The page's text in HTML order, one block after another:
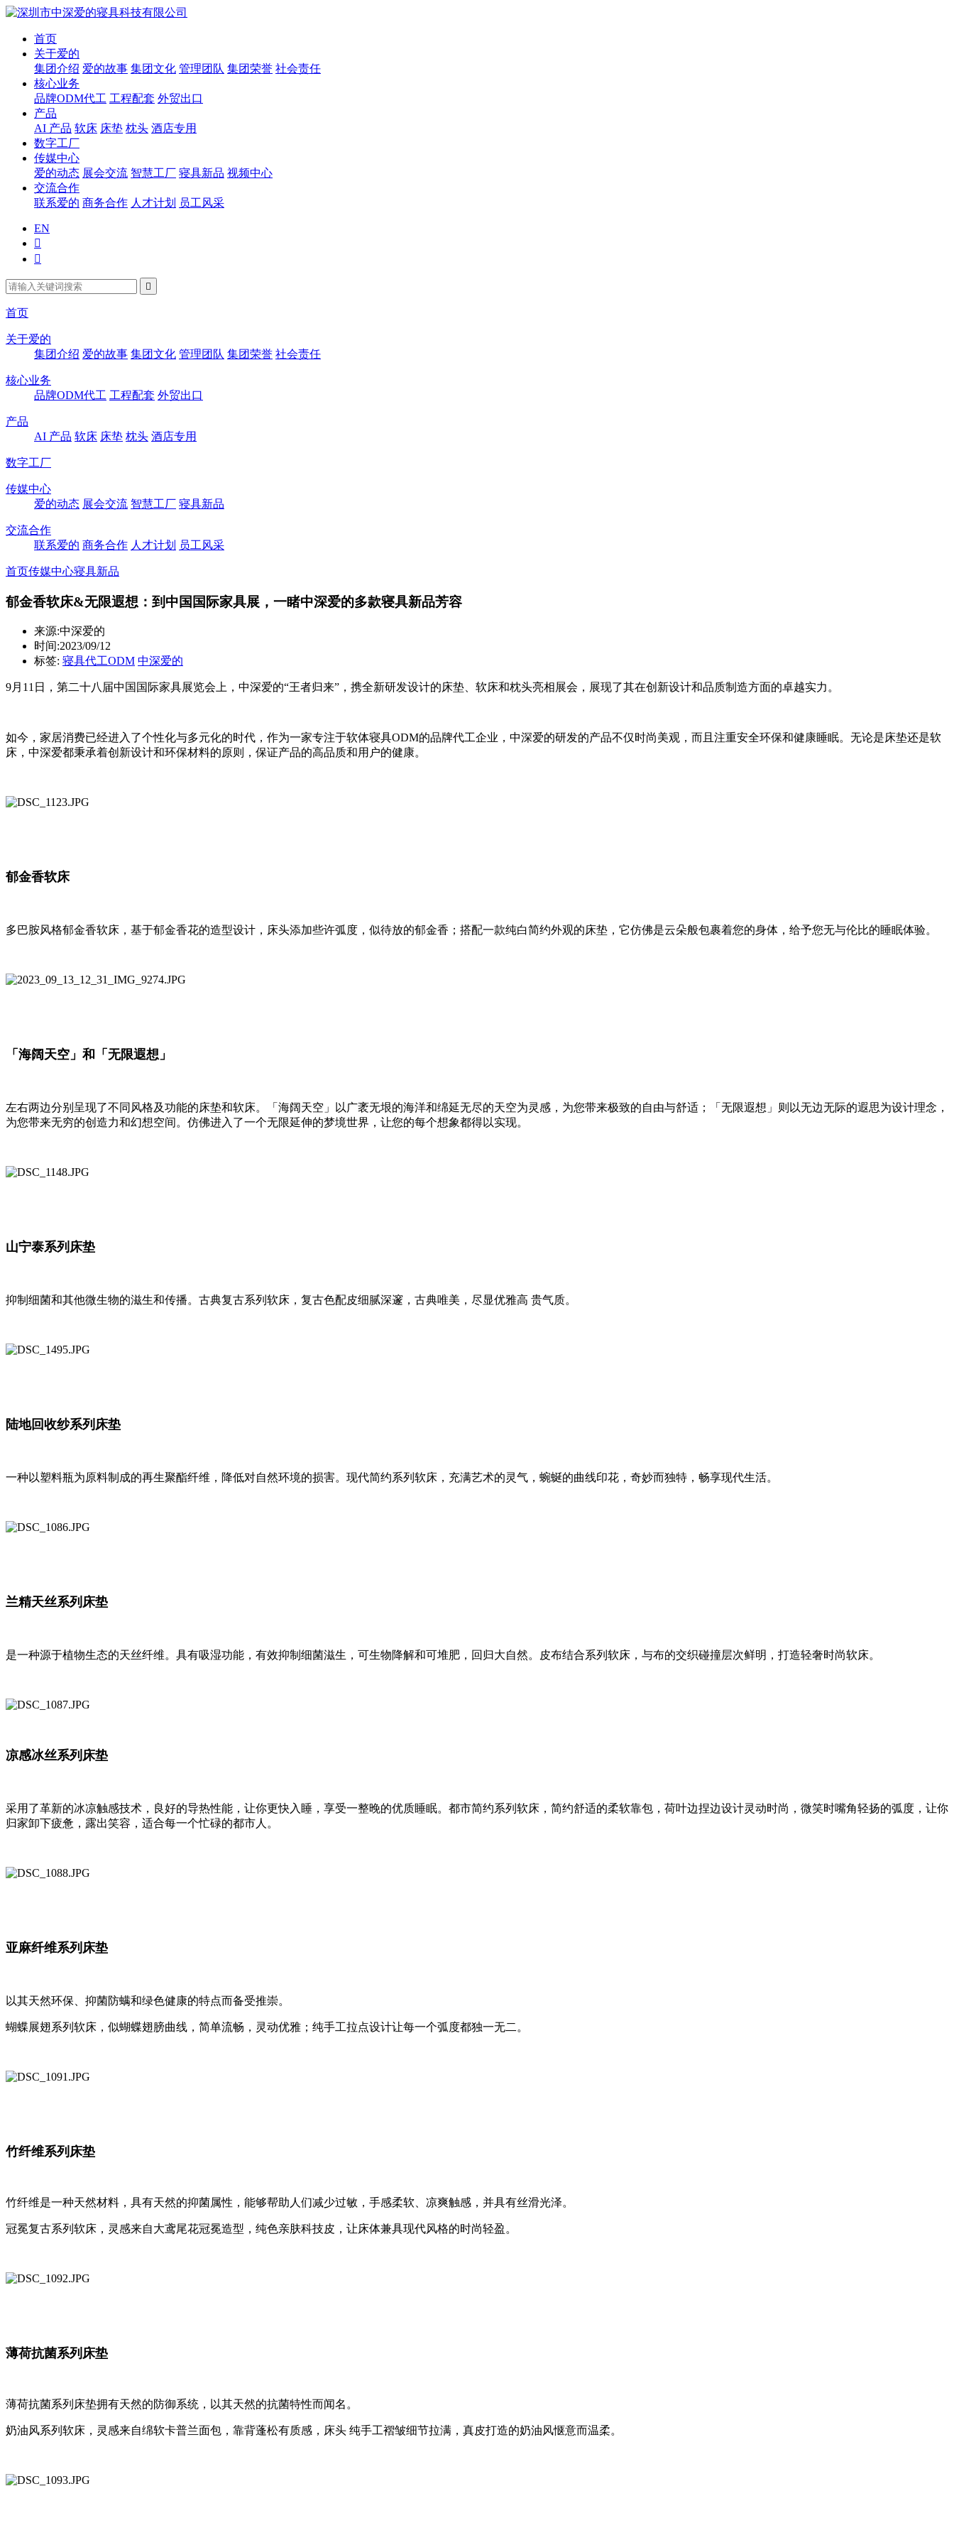
首页
关于爱的
集团介绍 爱的故事 集团文化 管理团队 集团荣誉 社会责任
核心业务
品牌ODM代工 工程配套 外贸出口
产品
AI 产品 软床 床垫 枕头 酒店专用
数字工厂
传媒中心
爱的动态 展会交流 智慧工厂 寝具新品 视频中心
交流合作
联系爱的 商务合作 人才计划 员工风采
EN



首页
关于爱的
集团介绍 爱的故事 集团文化 管理团队 集团荣誉 社会责任
核心业务
品牌ODM代工 工程配套 外贸出口
产品
AI 产品 软床 床垫 枕头 酒店专用
数字工厂
传媒中心
爱的动态 展会交流 智慧工厂 寝具新品
交流合作
联系爱的 商务合作 人才计划 员工风采
首页传媒中心寝具新品
郁金香软床&无限遐想：到中国国际家具展，一睹中深爱的多款寝具新品芳容
来源:中深爱的
时间:2023/09/12
标签: 寝具代工ODM 中深爱的
9月 11 日，第二十八届中国国际家具展览会上，中深爱的“王者归来”，携全新研发设计的床垫、软床和枕头亮相展会，展现了其在创新设计和品质制造方面的卓越实力。
如今，家居消费已经进入了个性化与多元化的时代，作为一家专注于软体寝具ODM的品牌代工企业，中深爱的研发的产品不仅时尚美观，而且注重安全环保和健康睡眠。无论是床垫还是软
床，中深爱都秉承着创新设计和环保材料的原则，保证产品的高品质和用户的健康。
郁金香软床
多巴胺风格郁金香软床，基于郁金香花的造型设计，床头添加些许弧度，似待放的郁金香；搭配一款纯白简约外观的床垫，它仿佛是云朵般包裹着您的身体，给予您无与伦比的睡眠体验。
「海阔天空」和「无限遐想」
左右两边分别呈现了不同风格及功能的床垫和软床。「海阔天空」以广袤无垠的海洋和绵延无尽的天空为灵感，为您带来极致的自由与舒适；「无限遐想」则以无边无际的遐思为设计理念，
为您带来无穷的创造力和幻想空间。仿佛进入了一个无限延伸的梦境世界，让您的每个想象都得以实现。
山宁泰系列床垫
抑制细菌和其他微生物的滋生和传播。古典复古系列软床，复古色配皮细腻深邃，古典唯美，尽显优雅高 贵气质。
陆地回收纱系列床垫
一种以塑料瓶为原料制成的再生聚酯纤维，降低对自然环境的损害。现代简约系列软床，充满艺术的灵气，蜿蜒的曲线印花，奇妙而独特，畅享现代生活。
兰精天丝系列床垫
是一种源于植物生态的天丝纤维。具有吸湿功能，有效抑制细菌滋生，可生物降解和可堆肥，回归大自然。皮布结合系列软床，与布的交织碰撞层次鲜明，打造轻奢时尚软床。
凉感冰丝系列床垫
采用了革新的冰凉触感技术，良好的导热性能，让你更快入睡，享受一整晚的优质睡眠。都市简约系列软床，简约舒适的柔软靠包，荷叶边捏边设计灵动时尚，微笑时嘴角轻扬的弧度，让你
归家卸下疲惫，露出笑容，适合每一个忙碌的都市人。
亚麻纤维系列床垫
以其天然环保、抑菌防螨和绿色健康的特点而备受推崇。
蝴蝶展翅系列软床，似蝴蝶翅膀曲线，简单流畅，灵动优雅；纯手工拉点设计让每一个弧度都独一无二。
竹纤维系列床垫
竹纤维是一种天然材料，具有天然的抑菌属性，能够帮助人们减少过敏，手感柔软、凉爽触感，并具有丝滑光泽。
冠冕复古系列软床，灵感来自大鸢尾花冠冕造型，纯色亲肤科技皮，让床体兼具现代风格的时尚轻盈。
薄荷抗菌系列床垫
薄荷抗菌系列床垫拥有天然的防御系统，以其天然的抗菌特性而闻名。
奶油风系列软床，灵感来自绵软卡普兰面包，靠背蓬松有质感，床头 纯手工褶皱细节拉满，真皮打造的奶油风惬意而温柔。